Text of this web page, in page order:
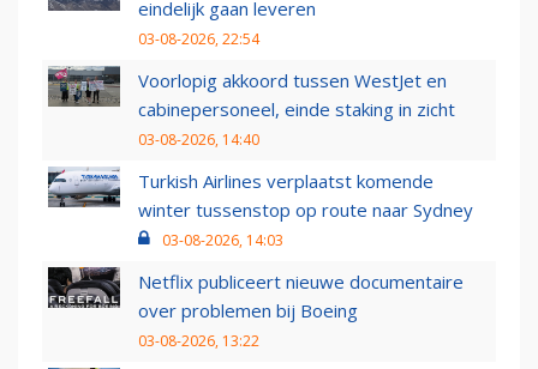
eindelijk gaan leveren
03-08-2026, 22:54
Voorlopig akkoord tussen WestJet en
cabinepersoneel, einde staking in zicht
03-08-2026, 14:40
Turkish Airlines verplaatst komende
winter tussenstop op route naar Sydney
03-08-2026, 14:03
Netflix publiceert nieuwe documentaire
over problemen bij Boeing
03-08-2026, 13:22